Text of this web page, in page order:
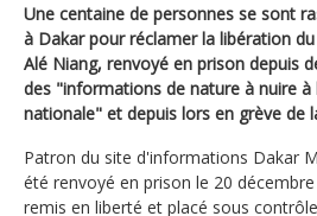
Une centaine de personnes se sont
à Dakar pour réclamer la libération
Alé Niang, renvoyé en prison depuis
des "informations de nature à nuire à
nationale" et depuis lors en grève de
Patron du site d'informations Dakar
été renvoyé en prison le 20
remis en liberté et placé sous